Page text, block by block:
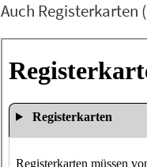
Auch Registerkarten (